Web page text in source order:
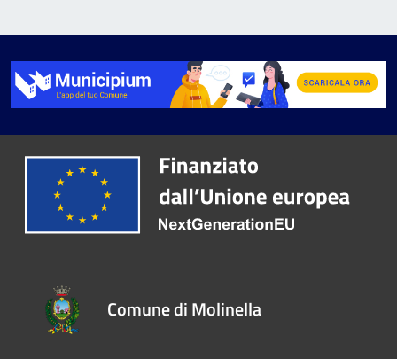
Comune di Molinella